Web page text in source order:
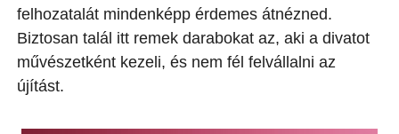
felhozatalát mindenképp érdemes átnézned.
Biztosan talál itt remek darabokat az, aki a divatot
művészetként kezeli, és nem fél felvállalni az
újítást.